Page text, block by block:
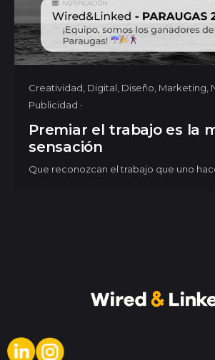
Creatividad Digital Diseño Marketing
Publicidad
Premiar el trabajo es la
sensación
Que reconozcan el trabajo que uno